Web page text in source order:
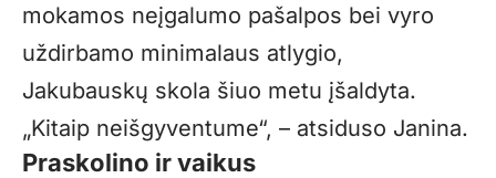
mokamos neįgalumo pašalpos bei vyro
uždirbamo minimalaus atlygio,
Jakubauskų skola šiuo metu įšaldyta.
„Kitaip neišgyventume“, – atsiduso Janina.
Praskolino ir vaikus